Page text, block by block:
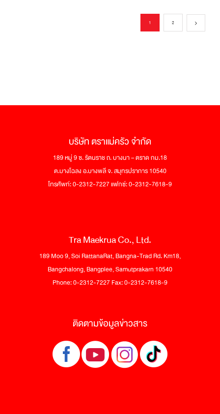
1 2
บริษัท ตราแม่ครัว จำกัด
189 หมู่ 9 ซ. รัตนราช ถ. บางนา – ตราด กม.18
ต.บางโฉลง อ.บางพลี จ. สมุทรปราการ 10540
โทรศัพท์: 0-2312-7227 แฟกซ์: 0-2312-7618-9
Tra Maekrua Co., Ltd.
189 Moo 9, Soi RattanaRat, Bangna-Trad Rd. Km18,
Bangchalong, Bangplee, Samutprakarn 10540
Phone: 0-2312-7227 Fax: 0-2312-7618-9
ติดตามข้อมูลข่าวสาร